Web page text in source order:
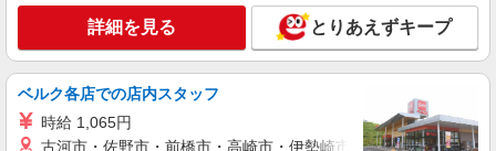
詳細を見る とりあえずキープ
ベルク各店での店内スタッフ
時給 1,065円
古河市・佐野市・前橋市・高崎市・伊勢崎市・太田市・館林市